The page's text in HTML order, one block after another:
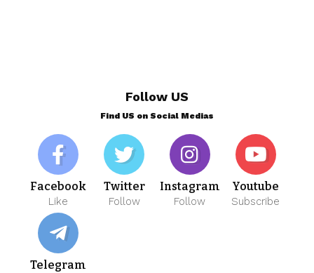
Follow US
Find US on Social Medias
Facebook
Like
Twitter
Follow
Instagram
Follow
Youtube
Subscribe
Telegram